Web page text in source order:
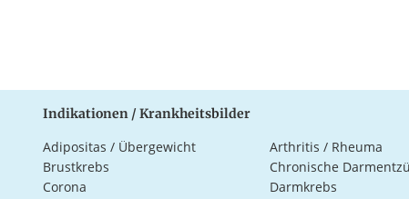
Indikationen / Krankheitsbilder
Adipositas / Übergewicht Arthritis / Rheuma
Brustkrebs
Chronische
Corona
Darmkrebs